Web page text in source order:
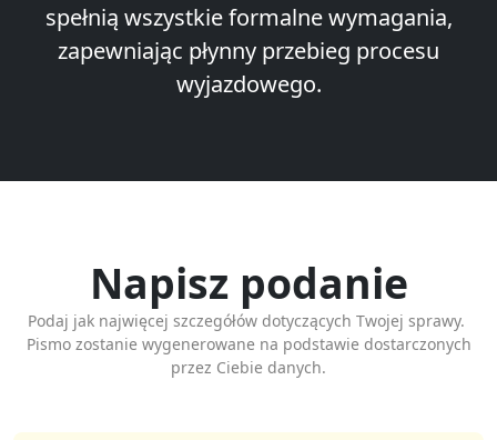
spełnią wszystkie formalne wymagania,
zapewniając płynny przebieg procesu
wyjazdowego.
Napisz podanie
Podaj jak najwięcej szczegółów dotyczących Twojej sprawy.
Pismo zostanie wygenerowane na podstawie dostarczonych
przez Ciebie danych.